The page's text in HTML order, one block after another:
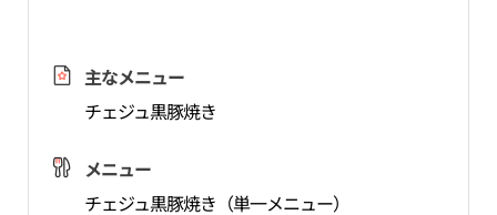
主なメニュー
チェジュ黒豚焼き
メニュー
チェジュ黒豚焼き（単一メニュー）